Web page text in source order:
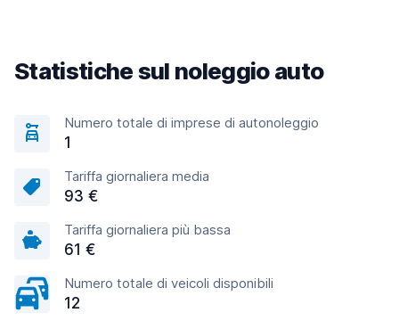
Statistiche sul noleggio auto
Numero totale di imprese di autonoleggio
1
Tariffa giornaliera media
93 €
Tariffa giornaliera più bassa
61 €
Numero totale di veicoli disponibili
12